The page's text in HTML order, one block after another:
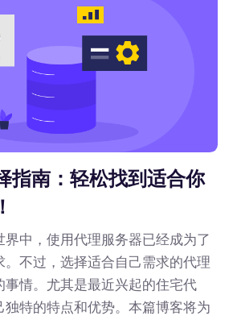
指南：轻松找到适合你
中，使用代理服务器已经成为了
。不过，选择适合自己需求的代理
事情。尤其是最近兴起的住宅代
独特的特点和优势。本篇博客将为